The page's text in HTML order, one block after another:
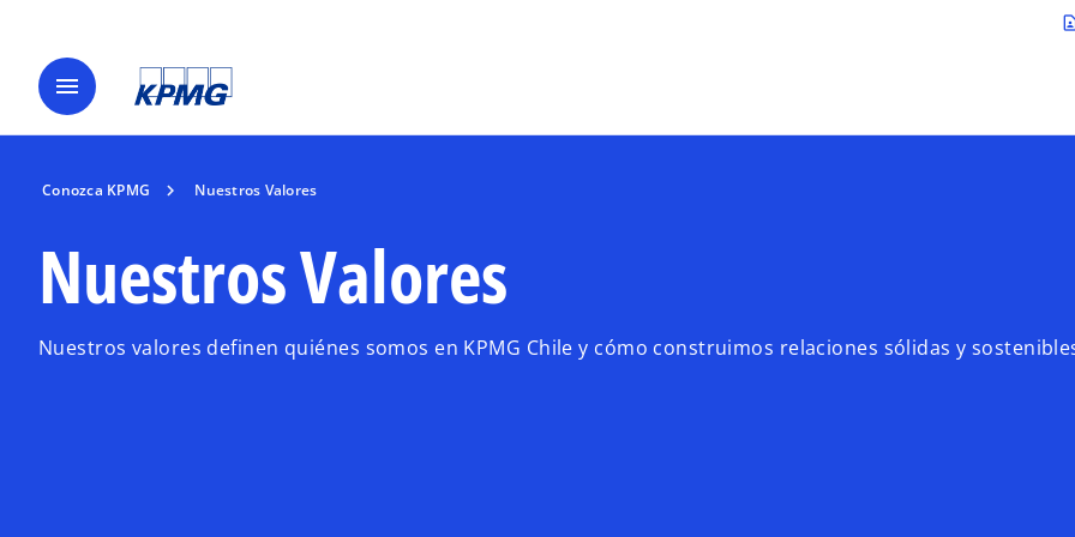
Saltar al contenido principal
menu
Conozca KPMG Nuestros Valores
Nuestros Valores
Nuestros valores definen quiénes somos en KPMG Chile y cómo construimos relaciones sólidas y